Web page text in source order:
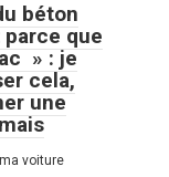
béton
que
» : je
cela,
une
voiture